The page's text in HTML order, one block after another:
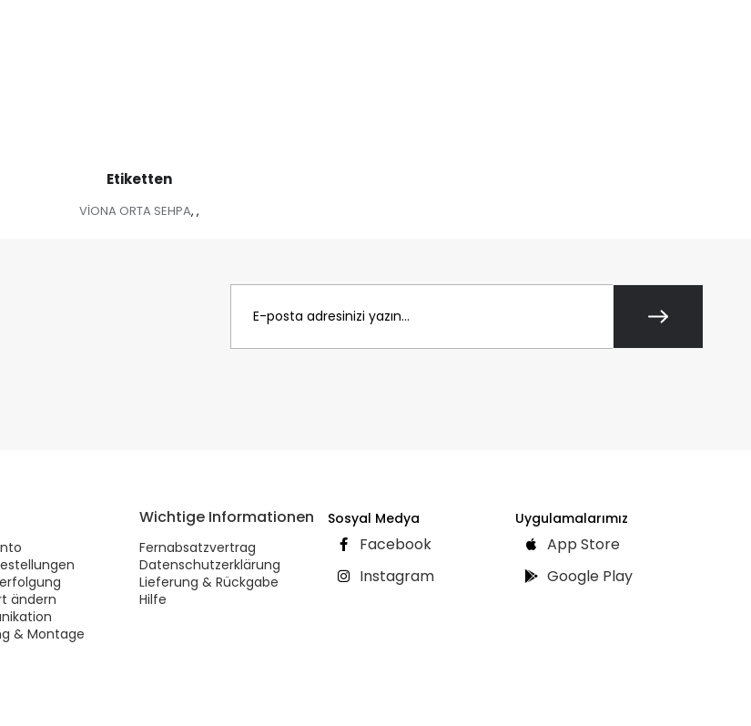
Etiketten
VİONA ORTA SEHPA, ,
ändern
& Montage
Wichtige Informationen
Fernabsatzvertrag
Datenschutzerklärung
Lieferung & Rückgabe
Hilfe
Sosyal Medya
Facebook
Instagram
Uygulamalarımız
App Store
Google Play